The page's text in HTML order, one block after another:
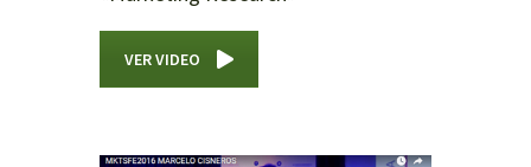
VER VIDEO